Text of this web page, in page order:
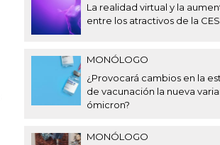
La realidad virtual y la
entre los atractivos de la
MONÓLOGO
¿Provocará cambios en la
de vacunación la nueva
ómicron?
MONÓLOGO